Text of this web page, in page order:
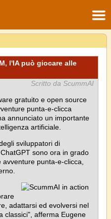
l'IA può giocare alle
Scritto da ScummAI
gratuito e open source
punta-e-clicca
annunciato un importante
artificiale.
sviluppatori di
sono ora in grado
punta-e-clicca,
adattarsi ed evolversi nel
classici", afferma Eugene